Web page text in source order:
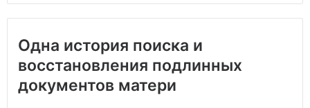
Одна история поиска и
восстановления подлинных
документов матери